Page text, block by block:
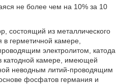
не более чем на 10% за 10
состоящий из металлического
в герметичной камере,
электролитом, катода
катодной камере, имеющей
неводным литий-проводящим
фосфатов германия и